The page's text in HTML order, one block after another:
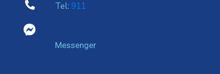
Tel: 911
Messenger